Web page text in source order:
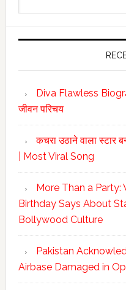
Diva Flawless
जीवन परिचय
कचरा उठाने वाला
| Most Viral Song
More Than a Party:
Birthday Says About
Bollywood Culture
Pakistan
Airbase Damaged in